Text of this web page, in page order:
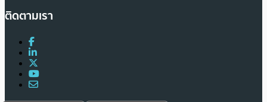
ติดตามเรา